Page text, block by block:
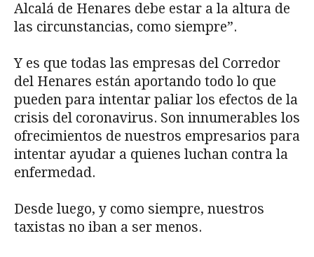
Alcalá de Henares debe estar a la altura de
las circunstancias, como siempre”.
Y es que todas las empresas del Corredor
del Henares están aportando todo lo que
pueden para intentar paliar los efectos de la
crisis del coronavirus. Son innumerables los
ofrecimientos de nuestros empresarios para
intentar ayudar a quienes luchan contra la
enfermedad.
Desde luego, y como siempre, nuestros
taxistas no iban a ser menos.